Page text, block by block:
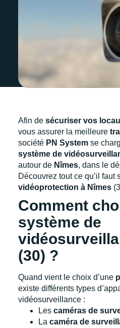
Afin de sécuriser vos
vous assurer la meilleure
société PN Systemse
système de
autour de Nîmes, dans le
Découvrez tout ce qu’il faut
vidéoprotection à Nîmes
Comment
système de
(30) ?
Quand vient le choix d’une
existe différents types
vidéosurveillance :
Les caméras de
La caméra de